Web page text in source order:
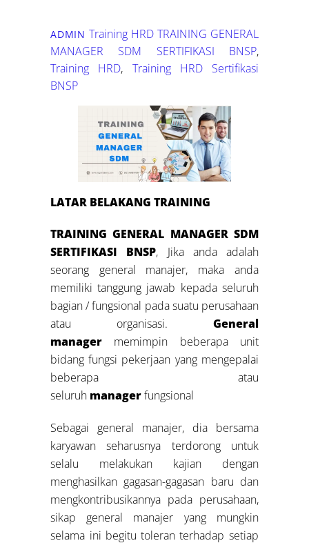
ADMIN Training HRD TRAINING GENERAL
MANAGER SDM SERTIFIKASI BNSP,
Training HRD, Training HRD Sertifikasi
BNSP
LATAR BELAKANG TRAINING
TRAINING GENERAL MANAGER SDM
SERTIFIKASI BNSP, Jika anda adalah
seorang general manajer, maka anda
memiliki tanggung jawab kepada seluruh
bagian / fungsional pada suatu perusahaan
atau organisasi. General
manager memimpin beberapa unit
bidang fungsi pekerjaan yang mengepalai
beberapa atau
seluruh managerfungsional
Sebagai general manajer, dia bersama
karyawan seharusnya terdorong untuk
selalu melakukan kajian dengan
menghasilkan gagasan-gagasan baru dan
mengkontribusikannya pada perusahaan,
sikap general manajer yang mungkin
selama ini begitu toleran terhadap setiap